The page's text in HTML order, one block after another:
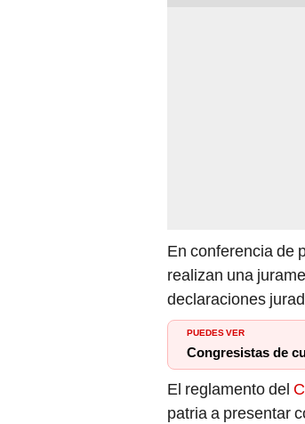
En conferencia de
realizan una
declaraciones
PUEDES VER
Congresistas de
El reglamento del
patria a presentar